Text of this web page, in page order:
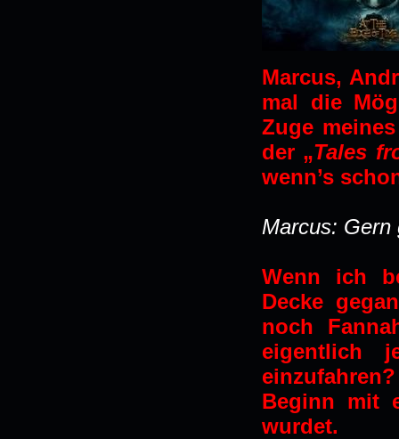
Marcus,
mal die
Zuge
der „Tales
wenn’s
Marcus: Gern
Wenn ich
Decke
noch
eigentlich
Beginn mit
wurdet.